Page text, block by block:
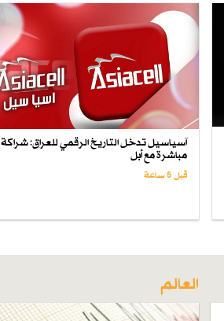
آسياسيل تدخل التاريخ الرقمي للعراق: شراكة
مباشرة مع أبل
قبل 5 ساعة
العالم